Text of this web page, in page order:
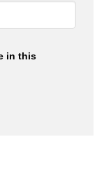
in this